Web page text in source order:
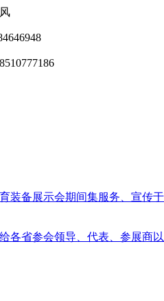
装备展示会期间集服务、宣
各省参会领导、代表、参展商